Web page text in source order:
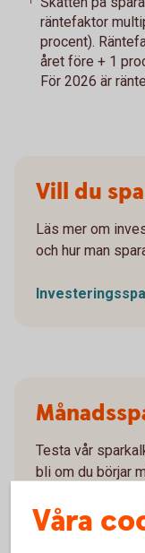
räntefaktor
procent).
året före + 1
För 2026 är
Vill du
Läs mer om
och hur man
Testa vår
bli om du börjar
Månadsspara
Våra